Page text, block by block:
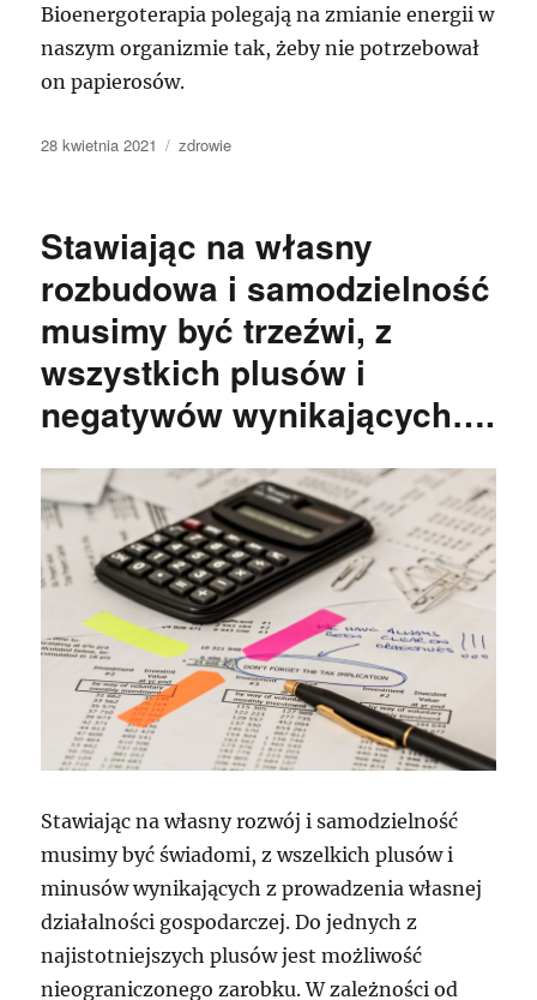
Bioenergoterapia polegają na zmianie energii w
naszym organizmie tak, żeby nie potrzebował
on papierosów.
Data
28 kwietnia 2021 Kategorie
zdrowie
Stawiając na własny
rozbudowa i samodzielność
musimy być trzeźwi, z
wszystkich plusów i
negatywów wynikających….
Stawiając na własny rozwój i samodzielność
musimy być świadomi, z wszelkich plusów i
minusów wynikających z prowadzenia własnej
działalności gospodarczej. Do jednych z
najistotniejszych plusów jest możliwość
nieograniczonego zarobku. W zależności od